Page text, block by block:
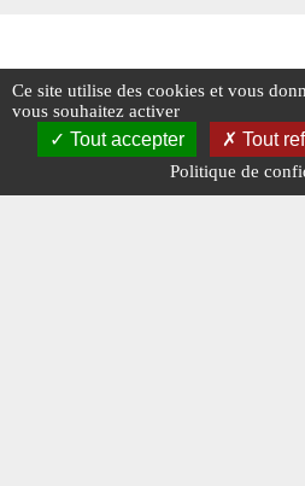
Ce site utilise des cookies et vous
vous souhaitez activer
Tout accepter Tout
Politique de